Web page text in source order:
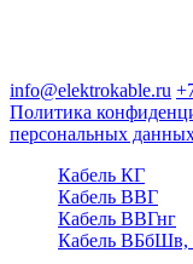
info@elektrokable.ru
Политика
персональных
Кабель КГ
Кабель ВВГ
Кабель ВВГнг
Кабель